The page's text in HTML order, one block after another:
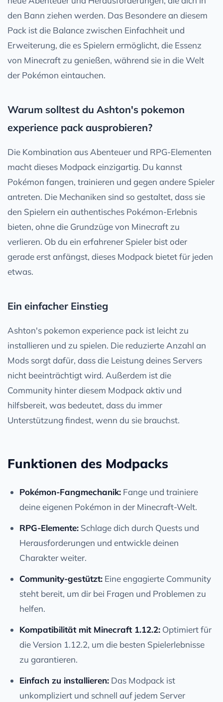
den Bann ziehen werden. Das Besondere an diesem
Pack ist die Balance zwischen Einfachheit und
Erweiterung, die es Spielern ermöglicht, die Essenz
von Minecraft zu genießen, während sie in die Welt
der Pokémon eintauchen.
Warum solltest du Ashton's pokemon
experience pack ausprobieren?
Die Kombination aus Abenteuer und RPG-Elementen
macht dieses Modpack einzigartig. Du kannst
Pokémon fangen, trainieren und gegen andere Spieler
antreten. Die Mechaniken sind so gestaltet, dass sie
den Spielern ein authentisches Pokémon-Erlebnis
bieten, ohne die Grundzüge von Minecraft zu
verlieren. Ob du ein erfahrener Spieler bist oder
gerade erst anfängst, dieses Modpack bietet für jeden
etwas.
Ein einfacher Einstieg
Ashton's pokemon experience pack ist leicht zu
installieren und zu spielen. Die reduzierte Anzahl an
Mods sorgt dafür, dass die Leistung deines Servers
nicht beeinträchtigt wird. Außerdem ist die
Community hinter diesem Modpack aktiv und
hilfsbereit, was bedeutet, dass du immer
Unterstützung findest, wenn du sie brauchst.
Funktionen des Modpacks
Pokémon-Fangmechanik: Fange und trainiere
deine eigenen Pokémon in der Minecraft-Welt.
RPG-Elemente: Schlage dich durch Quests und
Herausforderungen und entwickle deinen
Charakter weiter.
Community-gestützt: Eine engagierte Community
steht bereit, um dir bei Fragen und Problemen zu
helfen.
Kompatibilität mit Minecraft 1.12.2: Optimiert für
die Version 1.12.2, um die besten Spielerlebnisse
zu garantieren.
Einfach zu installieren: Das Modpack ist
unkompliziert und schnell auf jedem Server